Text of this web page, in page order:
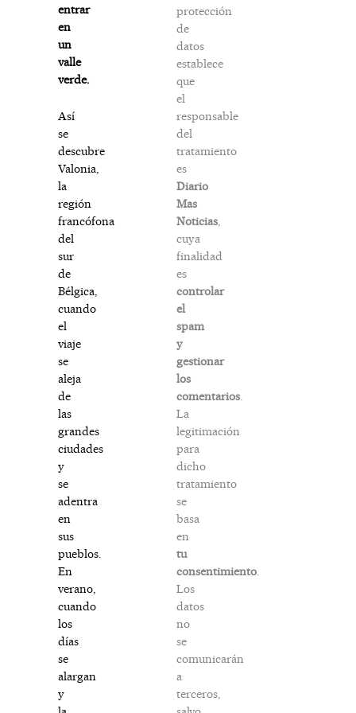
entrar
en
un
valle
verde.
Así
se
descubre
Valonia,
la
región
francófona
del
sur
de
Bélgica,
cuando
el
viaje
se
aleja
de
las
grandes
ciudades
y
se
adentra
en
sus
pueblos.
En
verano,
cuando
los
días
se
alargan
y
protección
de
datos
establece
que
el
responsable
del
tratamiento
es
Diario
Mas
Noticias,
cuya
finalidad
es
controlar
el
spam
y
gestionar
los
comentarios.
La
legitimación
para
dicho
tratamiento
se
basa
en
tu
consentimiento.
Los
datos
no
se
comunicarán
a
terceros,